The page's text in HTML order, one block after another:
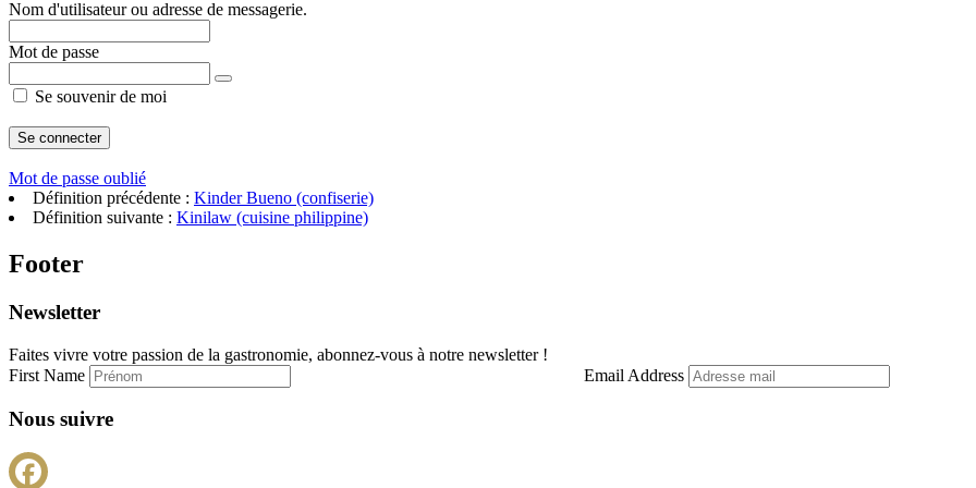
Nom d'utilisateur ou adresse de messagerie.
Mot de passe
Se souvenir de moi
Mot de passe oublié
Définition précédente : Kinder Bueno (confiserie)
Définition suivante : Kinilaw (cuisine philippine)
Footer
Newsletter
Faites vivre votre passion de la gastronomie, abonnez-vous à notre newsletter !
First Name
Email Address
Nous suivre